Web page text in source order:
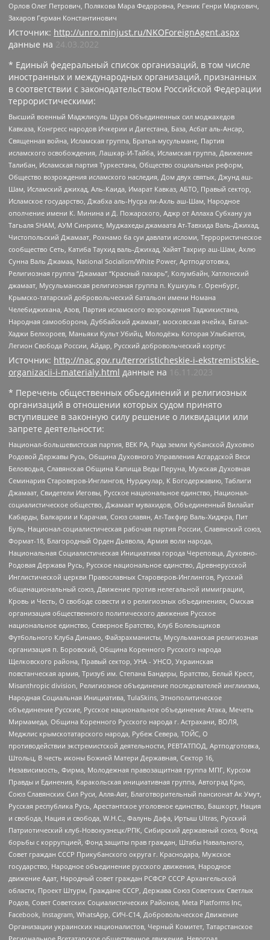
Орлов Олег Петрович, Полякова Мара Федоровна, Резник Генри Маркович,
Захаров Герман Константинович
Источник: http://unro.minjust.ru/NKOForeignAgent.aspx
данные на 24.03.2022
* Единый федеральный список организаций, в том числе
иностранных и международных организаций, признанных
в соответствии с законодательством Российской Федерации
террористическими:
Высший военный Маджлисуль Шура Объединенных сил моджахедов
Кавказа, Конгресс народов Ичкерии и Дагестана, База, Асбат аль-Ансар,
Священная война, Исламская группа, Братья-мусульмане, Партия
исламского освобождения, Лашкар-И-Тайба, Исламская группа, Движение
Талибан, Исламская партия Туркестана, Общество социальных реформ,
Общество возрождения исламского наследия, Дом двух святых, Джунд аш-
Шам, Исламский джихад, Аль-Каида, Имарат Кавказ, АБТО, Правый сектор,
Исламское государство, Джабха аль-Нусра ли-Ахль аш-Шам, Народное
ополчение имени К. Минина и Д. Пожарского, Аджр от Аллаха Субхану уа
Тагьаля SHAM, АУМ Синрике, Муджахеды джамаата Ат-Тавхида Валь-Джихад,
Чистопольский Джамаат, Рохнамо ба суи давлати исломи, Террористическое
сообщество Сеть, Катиба Таухид валь-Джихад, Хайят Тахрир аш-Шам, Ахлю
Сунна Валь Джамаа, National Socialism/White Power, Артподготовка,
Религиозная группа “Джамаат “Красный пахарь”, Колумбайн, Хатлонский
джамаат, Мусульманская религиозная группа п. Кушкуль г. Оренбург,
Крымско-татарский добровольческий батальон имени Номана
Челебиджихана, Азов, Партия исламского возрождения Таджикистана,
Народная самооборона, Дуббайский джамаат, московская ячейка, Батал-
Хаджи Белхороев, Маньяки Культ Убийц, Молодёжь Которая Улыбается,
Легион Свобода России, Айдар, Русский добровольческий корпус
Источник: http://nac.gov.ru/terroristicheskie-i-ekstremistskie-
organizacii-i-materialy.html данные на
16.11.2023
* Перечень общественных объединений и религиозных
организаций в отношении которых судом принято
вступившее в законную силу решение о ликвидации или
запрете деятельности:
Национал-большевистская партия, ВЕК РА, Рада земли Кубанской Духовно
Родовой Державы Русь, Община Духовного Управления Асгардской Веси
Беловодья, Славянская Община Капища Веды Перуна, Мужская Духовная
Семинария Староверов-Инглингов, Нурджулар, К Богодержавию, Таблиги
Джамаат, Свидетели Иеговы, Русское национальное единство, Национал-
социалистическое общество, Джамаат мувахидов, Объединенный Вилайат
Кабарды, Балкарии и Карачая, Союз славян, Ат-Такфир Валь-Хиджра, Пит
Буль, Национал-социалистическая рабочая партия России, Славянский союз,
Формат-18, Благородный Орден Дьявола, Армия воли народа,
Национальная Социалистическая Инициатива города Череповца, Духовно-
Родовая Держава Русь, Русское национальное единство, Древнерусской
Инглистической церкви Православных Староверов-Инглингов, Русский
общенациональный союз, Движение против нелегальной иммиграции,
Кровь и Честь, О свободе совести и о религиозных объединениях, Омская
организация общественного политического движения Русское
национальное единство, Северное Братство, Клуб Болельщиков
Футбольного Клуба Динамо, Файзрахманисты, Мусульманская религиозная
организация п. Боровский, Община Коренного Русского народа
Щелковского района, Правый сектор, УНА - УНСО, Украинская
повстанческая армия, Тризуб им. Степана Бандеры, Братство, Белый Крест,
Misanthropic division, Религиозное объединение последователей инглиизма,
Народная Социальная Инициатива, TulaSkins, Этнополитическое
объединение Русские, Русское национальное объединение Атака, Мечеть
Мирмамеда, Община Коренного Русского народа г. Астрахани, ВОЛЯ,
Меджлис крымскотатарского народа, Рубеж Севера, ТОЙС, О
противодействии экстремистской деятельности, РЕВТАТПОД, Артподготовка,
Штольц, В честь иконы Божией Матери Державная, Сектор 16,
Независимость, Фирма, Молодежная правозащитная группа МПГ, Курсом
Правды и Единения, Каракольская инициативная группа, Автоград Крю,
Союз Славянских Сил Руси, Алля-Аят, Благотворительный пансионат Ак Умут,
Русская республика Русь, Арестантское уголовное единство, Башкорт, Нация
и свобода, Нация и свобода, W.H.С., Фалунь Дафа, Иртыш Ultras, Русский
Патриотический клуб-Новокузнецк/РПК, Сибирский державный союз, Фонд
борьбы с коррупцией, Фонд защиты прав граждан, Штабы Навального,
Совет граждан СССР Прикубанского округа г. Краснодара, Мужское
государство, Народное объединение русского движения, Народное
движение Адат, Народный совет граждан РСФСР СССР Архангельской
области, Проект Штурм, Граждане СССР, Держава Союз Советских Светлых
Родов, Совет Советских Социалистических Районов, Meta Platforms Inc,
Facebook, Instagram, WhatsApp, СИЧ-С14, Добровольческое Движение
Организации украинских националистов, Черный Комитет, Татарстанское